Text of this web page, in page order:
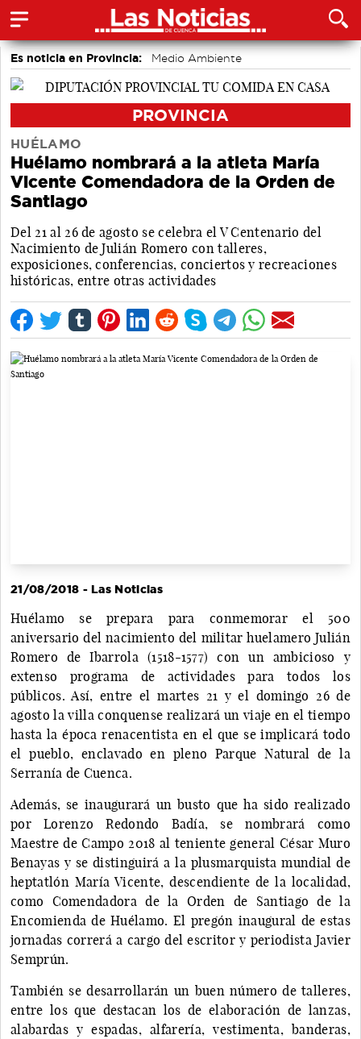
Es noticia en Provincia:
Medio Ambiente
accidentes laborales
PROVINCIA
HUÉLAMO
Huélamo nombrará a la atleta María
Vicente Comendadora de la Orden de
Santiago
Del 21 al 26 de agosto se celebra el V Centenario del
Nacimiento de Julián Romero con talleres,
exposiciones, conferencias, conciertos y recreaciones
históricas, entre otras actividades
21/08/2018 - Las Noticias
Huélamo se prepara para conmemorar el 500
aniversario del nacimiento del militar huelamero Julián
Romero de Ibarrola (1518-1577) con un ambicioso y
extenso programa de actividades para todos los
públicos. Así, entre el martes 21 y el domingo 26 de
agosto la villa conquense realizará un viaje en el tiempo
hasta la época renacentista en el que se implicará todo
el pueblo, enclavado en pleno Parque Natural de la
Serranía de Cuenca.
Además, se inaugurará un busto que ha sido realizado
por Lorenzo Redondo Badía, se nombrará como
Maestre de Campo 2018 al teniente general César Muro
Benayas y se distinguirá a la plusmarquista mundial de
heptatlón María Vicente, descendiente de la localidad,
como Comendadora de la Orden de Santiago de la
Encomienda de Huélamo. El pregón inaugural de estas
jornadas correrá a cargo del escritor y periodista Javier
Semprún.
También se desarrollarán un buen número de talleres,
entre los que destacan los de elaboración de lanzas,
alabardas y espadas, alfarería, vestimenta, banderas,